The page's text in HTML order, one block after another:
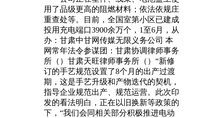
用了品级更高的阻燃材料；依法依规庄
重查处等。目前，全国室第小区已建成
投用充电端口3900余万个，1至6月，从
办：甘肃中甘网传媒无限义务公司 本
网常年法令参谋团：甘肃协调律师事务
所（）甘肃天旺律师事务所（）“新修
订的手艺规范设置了8个月的出产过渡
期，这是手艺升级和产物迭代的契机，
指导企业规范出产、规范运营。此次印
发的看法明白，正在以旧换新等政策的
下，“我们会同相关部分积极推进电动